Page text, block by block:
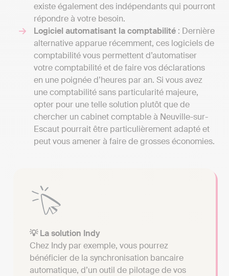
existe également des indépendants qui pourront
répondre à votre besoin.
Logiciel automatisant la comptabilité : Dernière
alternative apparue récemment, ces logiciels de
comptabilité vous permettent d’automatiser
votre comptabilité et de faire vos déclarations
en une poignée d’heures par an. Si vous avez
une comptabilité sans particularité majeure,
opter pour une telle solution plutôt que de
chercher un cabinet comptable à Neuville-sur-
Escaut pourrait être particulièrement adapté et
peut vous amener à faire de grosses économies.
💡 La solution Indy
Chez Indy par exemple, vous pourrez
bénéficier de la synchronisation bancaire
automatique, d’un outil de pilotage de vos